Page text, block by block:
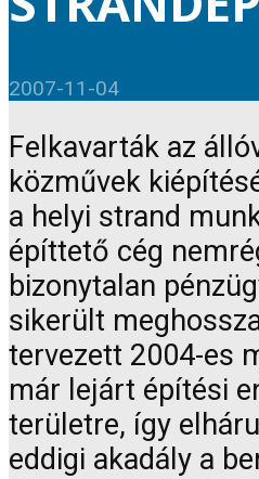
2007-11-04
Felkavarták az
közművek
a helyi strand
építtető cég
bizonytalan
sikerült
tervezett 2004-es
már lejárt építési
területre, így
eddigi akadály a